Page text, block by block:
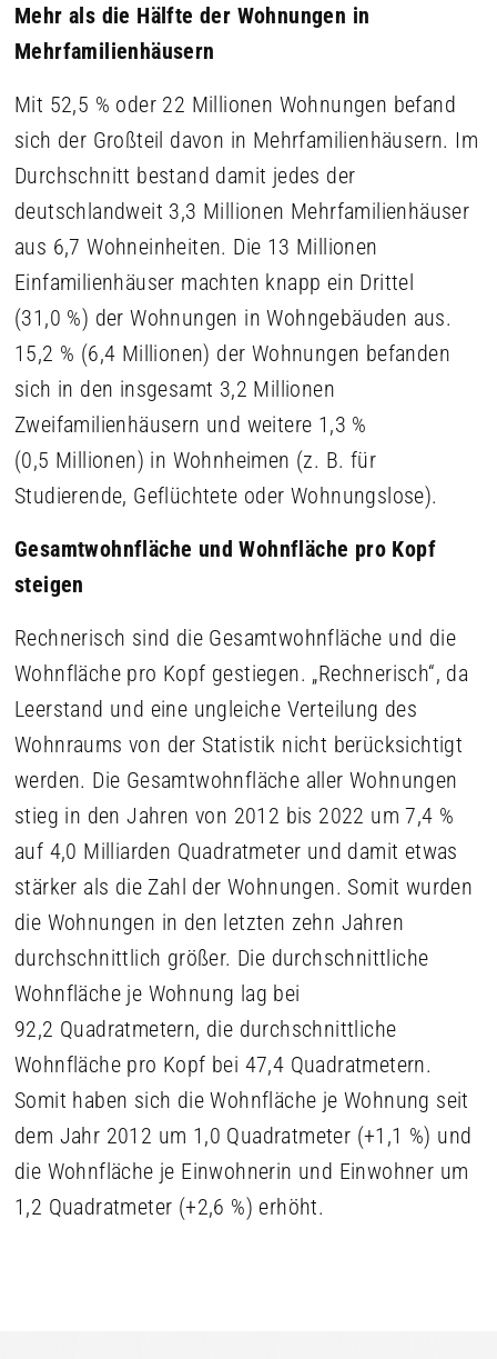
Mehr als die Hälfte der Wohnungen in
Mehrfamilienhäusern
Mit 52,5 % oder 22 Millionen Wohnungen befand
sich der Großteil davon in Mehrfamilienhäusern. Im
Durchschnitt bestand damit jedes der
deutschlandweit 3,3 Millionen Mehrfamilienhäuser
aus 6,7 Wohneinheiten. Die 13 Millionen
Einfamilienhäuser machten knapp ein Drittel
(31,0 %) der Wohnungen in Wohngebäuden aus.
15,2 % (6,4 Millionen) der Wohnungen befanden
sich in den insgesamt 3,2 Millionen
Zweifamilienhäusern und weitere 1,3 %
(0,5 Millionen) in Wohnheimen (z. B. für
Studierende, Geflüchtete oder Wohnungslose).
Gesamtwohnfläche und Wohnfläche pro Kopf
steigen
Rechnerisch sind die Gesamtwohnfläche und die
Wohnfläche pro Kopf gestiegen. „Rechnerisch“, da
Leerstand und eine ungleiche Verteilung des
Wohnraums von der Statistik nicht berücksichtigt
werden. Die Gesamtwohnfläche aller Wohnungen
stieg in den Jahren von 2012 bis 2022 um 7,4 %
auf 4,0 Milliarden Quadratmeter und damit etwas
stärker als die Zahl der Wohnungen. Somit wurden
die Wohnungen in den letzten zehn Jahren
durchschnittlich größer. Die durchschnittliche
Wohnfläche je Wohnung lag bei
92,2 Quadratmetern, die durchschnittliche
Wohnfläche pro Kopf bei 47,4 Quadratmetern.
Somit haben sich die Wohnfläche je Wohnung seit
dem Jahr 2012 um 1,0 Quadratmeter (+1,1 %) und
die Wohnfläche je Einwohnerin und Einwohner um
1,2 Quadratmeter (+2,6 %) erhöht.